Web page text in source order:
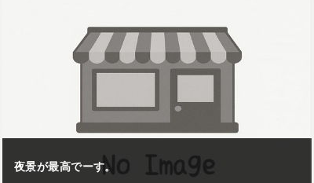
夜景が最高でーす。